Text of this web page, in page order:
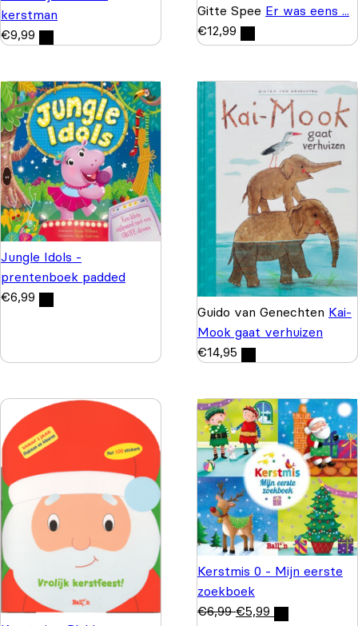
kerstman
€9,99
Gitte Spee Er was eens ...
€12,99
Jungle Idols -
prentenboek padded
€6,99
Guido van Genechten Kai-
Mook gaat verhuizen
€14,95
Kerstmis 0 - Mijn eerste
zoekboek
€6,99 €5,99